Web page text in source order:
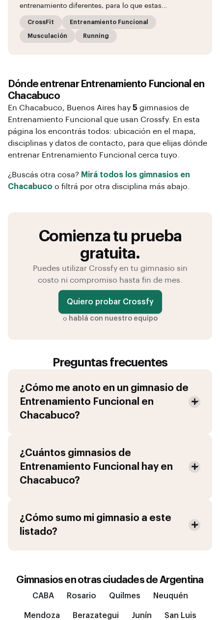
entrenamiento diferentes, para lo que estas…
CrossFit Entrenamiento Funcional
Musculación Running
Dónde entrenar Entrenamiento Funcional en
Chacabuco
En Chacabuco, Buenos Aires hay 5 gimnasios de
Entrenamiento Funcional que usan Crossfy. En esta
página los encontrás todos: ubicación en el mapa,
disciplinas y datos de contacto, para que elijas dónde
entrenar Entrenamiento Funcional cerca tuyo.
¿Buscás otra cosa? Mirá todos los gimnasios en
Chacabuco o filtrá por otra disciplina más abajo.
Comienza tu prueba
gratuita.
Puedes utilizar Crossfy en tu gimnasio sin
costo ni compromiso hasta fin de mes.
Quiero probar Crossfy
o hablá con nuestro equipo
Preguntas frecuentes
¿Cómo me anoto en un gimnasio de
Entrenamiento Funcional en
Chacabuco?
¿Cuántos gimnasios de
Entrenamiento Funcional
hay en
Chacabuco?
¿Cómo sumo mi gimnasio a este
listado?
Gimnasios en otras ciudades de Argentina
CABA Rosario Quilmes Neuquén
Mendoza Berazategui Junín San Luis